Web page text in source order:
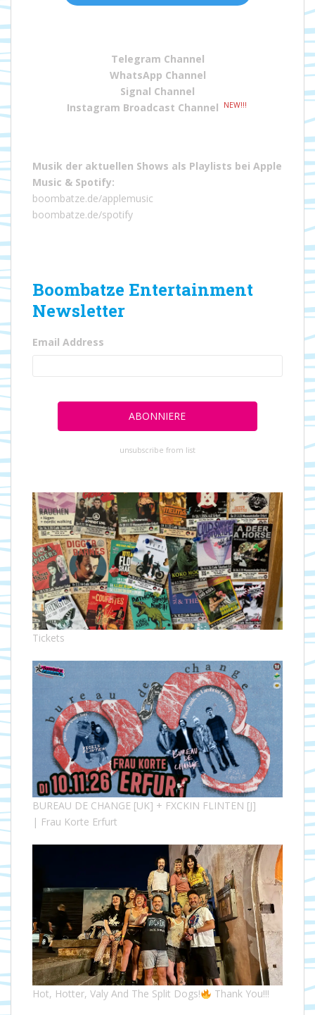
Telegram Channel
WhatsApp Channel
Signal Channel
Instagram Broadcast Channel
NEW!!!
Musik der aktuellen Shows als Playlists bei Apple
Music & Spotify:
boombatze.de/applemusic
boombatze.de/spotify
Boombatze Entertainment
Newsletter
Email Address
unsubscribe from list
Tickets
BUREAU DE CHANGE [UK] + FXCKIN FLINTEN [J]
| Frau Korte Erfurt
Hot, Hotter, Valy And The Split Dogs! Thank You!!!